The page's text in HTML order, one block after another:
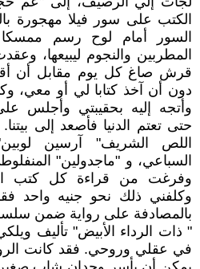
الكتب على سور فيلا مهجورة
السور أمام لوح رسم
المطربين والنجوم ليبيعها،
قرش صاغ كل يوم مقابل أن
دون أن آخذ كتابا لي أو معي،
وأتجه إليه بحقيبتي وأجلس
حتى تعتم الدنيا فأصعد إلى
اللص الشريف" آرسين
السباعي، و "ماجدولين"
وفرغت من قراءة كل كتب
وكلفني ذلك نحو جنيه
بالمصادفة على رواية ضمن
" ذات الرداء الأبيض" تأليف
في عقلي وروحي. فقد كانت